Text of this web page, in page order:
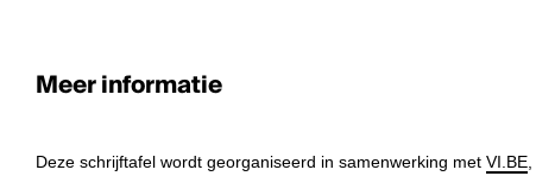
Meer informatie
Deze schrijftafel wordt georganiseerd in samenwerking met VI.BE,